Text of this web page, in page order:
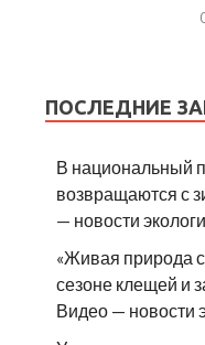
ПОСЛЕДНИЕ
В национальный
возвращаются с
— новости
«Живая природа
сезоне клещей и
Видео — новости